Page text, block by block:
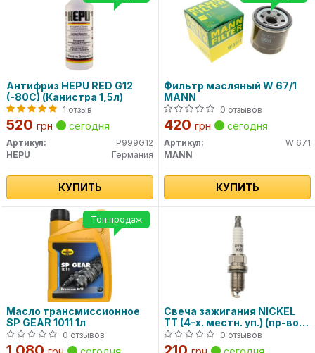
Антифриз HEPU RED G12
(-80C) (Канистра 1,5л)
1 отзыв
520 грн сегодня
Артикул:
P999G12
HEPU
Германия
КУПИТЬ
Фильтр масляный W 67/1
MANN
0 отзывов
420 грн сегодня
Артикул:
W 671
MANN
КУПИТЬ
Масло трансмиссионное
SP GEAR 1011 1л
0 отзывов
Топ продаж
Свеча зажигания NICKEL
TT (4-х. местн. уп.) (пр-во
DENSO)
0 отзывов